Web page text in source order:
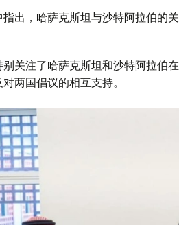
出，哈萨克斯坦与沙特阿拉伯的
别关注了哈萨克斯坦和沙特阿拉伯
两国倡议的相互支持。